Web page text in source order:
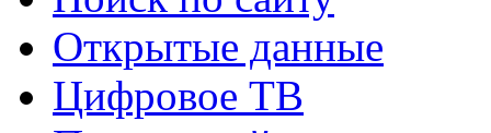
Открытые данные
Цифровое ТВ